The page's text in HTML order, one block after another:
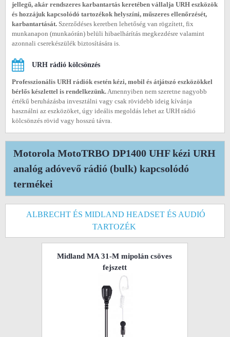
jellegű, akár rendszeres karbantartás keretében vállalja URH eszközök
és hozzájuk kapcsolódó tartozékok helyszíni, műszeres ellenőrzését,
karbantartását. Szerződéses keretben lehetőség van rögzített, fix
munkanapon (munkaórán) belüli hibaelhárítás megkezdésre valamint
azonnali cserekészülék biztosítására is.
URH rádió kölcsönzés
Professzionális URH rádiók esetén kézi, mobil és átjátszó eszközökkel
bérlős készlettel is rendelkezünk.Amennyiben nem szeretne nagyobb
értékű beruházásba invesztálni vagy csak rövidebb ideig kívánja
használni az eszközöket, úgy ideális megoldás lehet az URH rádió
kölcsönzés rövid vagy hosszú távra.
Motorola MotoTRBO DP1400 UHF kézi URH
analóg adóvevő rádió (bulk) kapcsolódó
termékei
ALBRECHT ÉS MIDLAND HEADSET ÉS AUDIÓ
TARTOZÉK
Midland MA 31-M mipolán csöves
fejszett